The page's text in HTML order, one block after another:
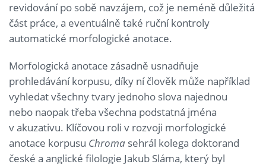
revidování po sobě navzájem, což je neméně důležitá
část práce, a eventuálně také ruční kontroly
automatické morfologické anotace.
Morfologická anotace zásadně usnadňuje
prohledávání korpusu, díky ní člověk může například
vyhledat všechny tvary jednoho slova najednou
nebo naopak třeba všechna podstatná jména
v akuzativu. Klíčovou roli v rozvoji morfologické
anotace korpusu Chroma sehrál kolega doktorand
české a anglické filologie Jakub Sláma, který byl